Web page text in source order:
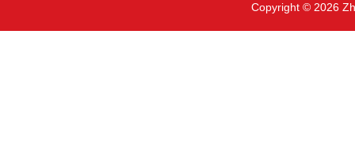
Copyright © 2026